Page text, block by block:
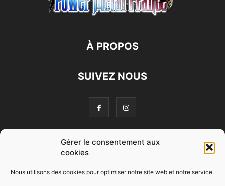
Gérer le consentement aux
cookies
Nous utilisons des cookies pour optimiser notre site web et notre service.
À PROPOS
SUIVEZ NOUS
© Copyright 2017 - Newspaper WordPress Theme by TagDiv